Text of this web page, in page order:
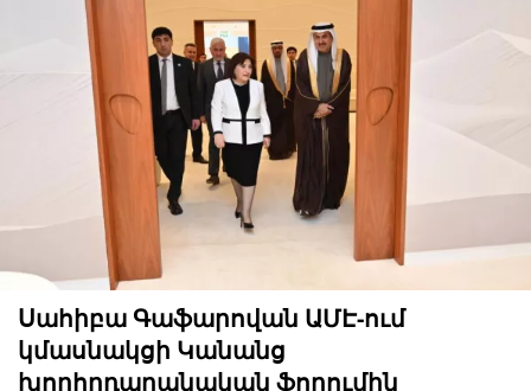
Սահիբա Գաֆարովան ԱՄԷ-ում
կմասնակցի Կանանց
խորհրդարանական ֆորումին